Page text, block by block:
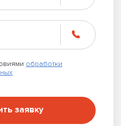
обработки
заявку